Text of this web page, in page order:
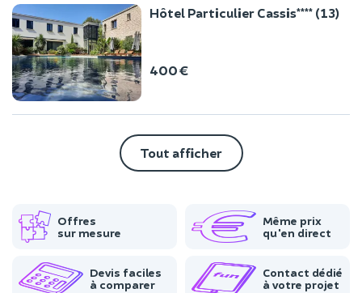
Hôtel Particulier Cassis**** (13)
400 €
Tout afficher
Offres
sur mesure
Même prix
qu'en direct
Devis faciles
à comparer
Contact dédié
à votre projet